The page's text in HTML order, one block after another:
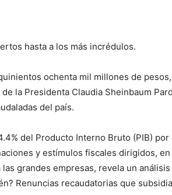
hasta a los más incrédulos.
ochenta mil millones de
la Presidenta Claudia Sheinbaum
del país.
del Producto Interno Bruto (PIB)
y estímulos fiscales dirigidos,
grandes empresas, revela un
Renuncias recaudatorias que